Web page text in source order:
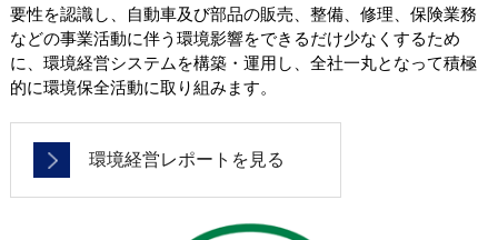
要性を認識し、自動車及び部品の販売、整備、修理、保険業務
などの事業活動に伴う環境影響をできるだけ少なくするため
に、環境経営システムを構築・運用し、全社一丸となって積極
的に環境保全活動に取り組みます。
環境経営レポートを見る